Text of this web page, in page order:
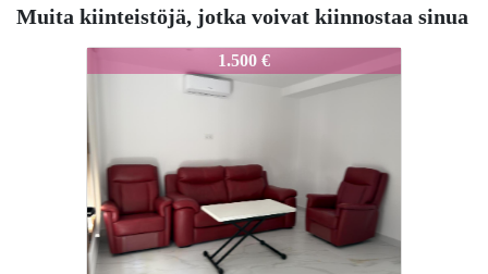
Muita kiinteistöjä, jotka voivat kiinnostaa sinua
1.500 €